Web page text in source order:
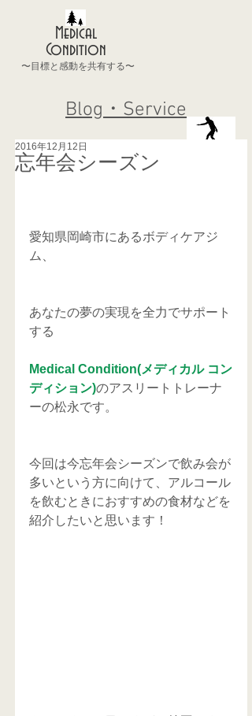
Medical
Condition
〜目標と感動を共有する〜
Blog・Service
忘年会シーズン
2016年12月12日
愛知県岡崎市にあるボディケアジ
ム、
あなたの夢の実現を全力でサポート
する
Medical Condition(メディカル コン
ディション)のアスリートトレーナ
ーの松永です。
今回は今忘年会シーズンで飲み会が
多いという方に向けて、アルコール
を飲むときにおすすめの食材などを
紹介したいと思います！